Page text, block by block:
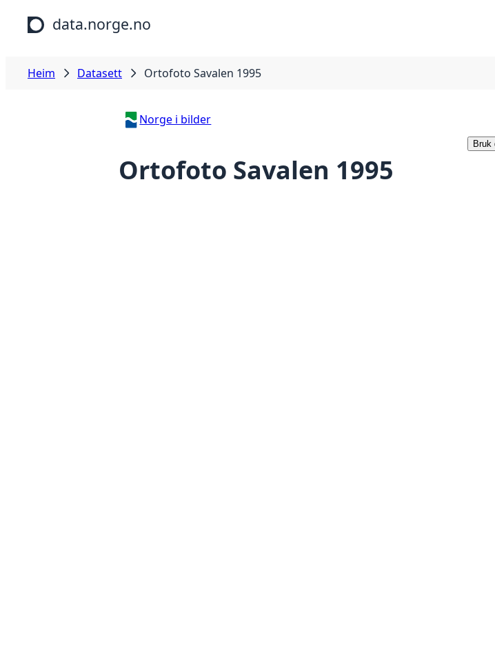
Hopp til hovudinnhald
data.norge.no
Heim Datasett Ortofoto Savalen 1995
Norge i bilder
Ortofoto Savalen 1995
Bruk